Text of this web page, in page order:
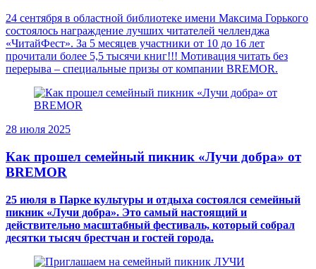
24 сентября в областной библиотеке имени Максима Горького
состоялось награждение лучших читателей челленджа
«ЧитайФест». За 5 месяцев участники от 10 до 16 лет
прочитали более 5,5 тысячи книг!!! Мотивация читать без
перерыва – специальные призы от компании BREMOR.
28 июля 2025
Как прошел семейный пикник «Лучи добра» от
BREMOR
25 июля в Парке культуры и отдыха состоялся семейный
пикник «Лучи добра». Это самый настоящий и
действительно масштабный фестиваль, который собрал
десятки тысяч брестчан и гостей города.